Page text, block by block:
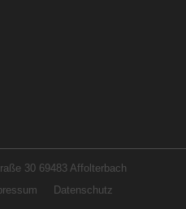
30 69483 Affolterbach
Datenschutz